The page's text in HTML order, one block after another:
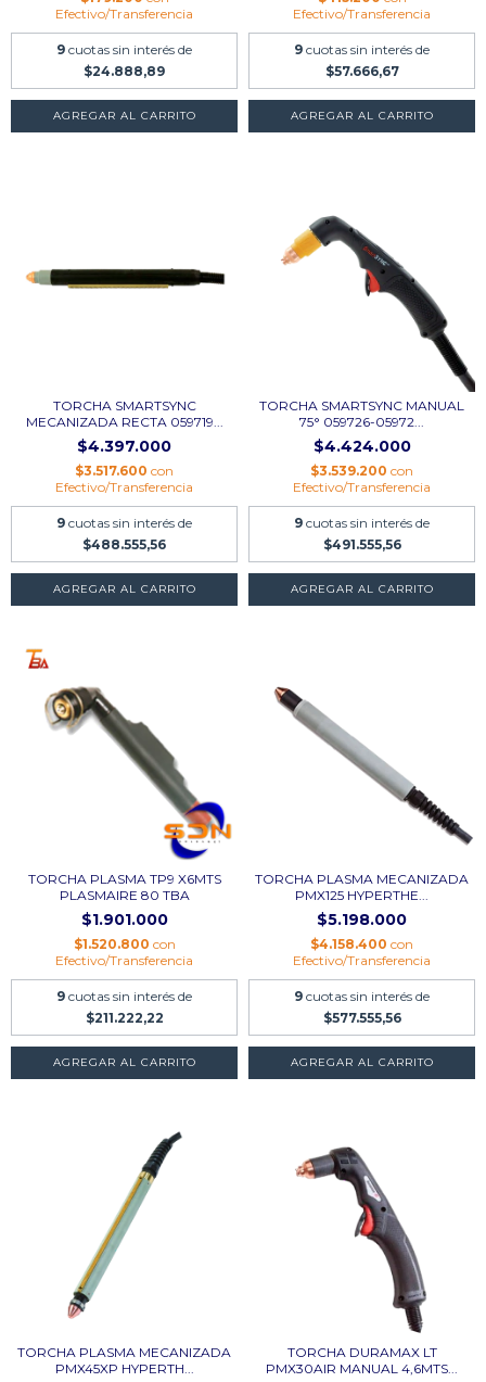
Efectivo/Transferencia
9 cuotas sin interés de
$24.888,89
Efectivo/Transferencia
9 cuotas sin interés de
$57.666,67
TORCHA SMARTSYNC
MECANIZADA RECTA 059719...
$4.397.000
$3.517.600 con
Efectivo/Transferencia
9 cuotas sin interés de
$488.555,56
AGREGAR AL CARRITO
TORCHA SMARTSYNC MANUAL
75° 059726-05972...
$4.424.000
$3.539.200 con
Efectivo/Transferencia
9 cuotas sin interés de
$491.555,56
AGREGAR AL CARRITO
TORCHA PLASMA TP9 X6MTS
PLASMAIRE 80 TBA
$1.901.000
$1.520.800 con
Efectivo/Transferencia
9 cuotas sin interés de
$211.222,22
TORCHA PLASMA MECANIZADA
PMX125 HYPERTHE...
$5.198.000
$4.158.400 con
Efectivo/Transferencia
9 cuotas sin interés de
$577.555,56
AGREGAR AL CARRITO
TORCHA PLASMA MECANIZADA
PMX45XP HYPERTH...
TORCHA DURAMAX LT
PMX30AIR MANUAL 4,6MTS...